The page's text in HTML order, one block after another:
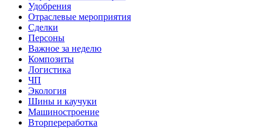
Удобрения
Отраслевые мероприятия
Сделки
Персоны
Важное за неделю
Композиты
Логистика
ЧП
Экология
Шины и каучуки
Машиностроение
Вторпереработка